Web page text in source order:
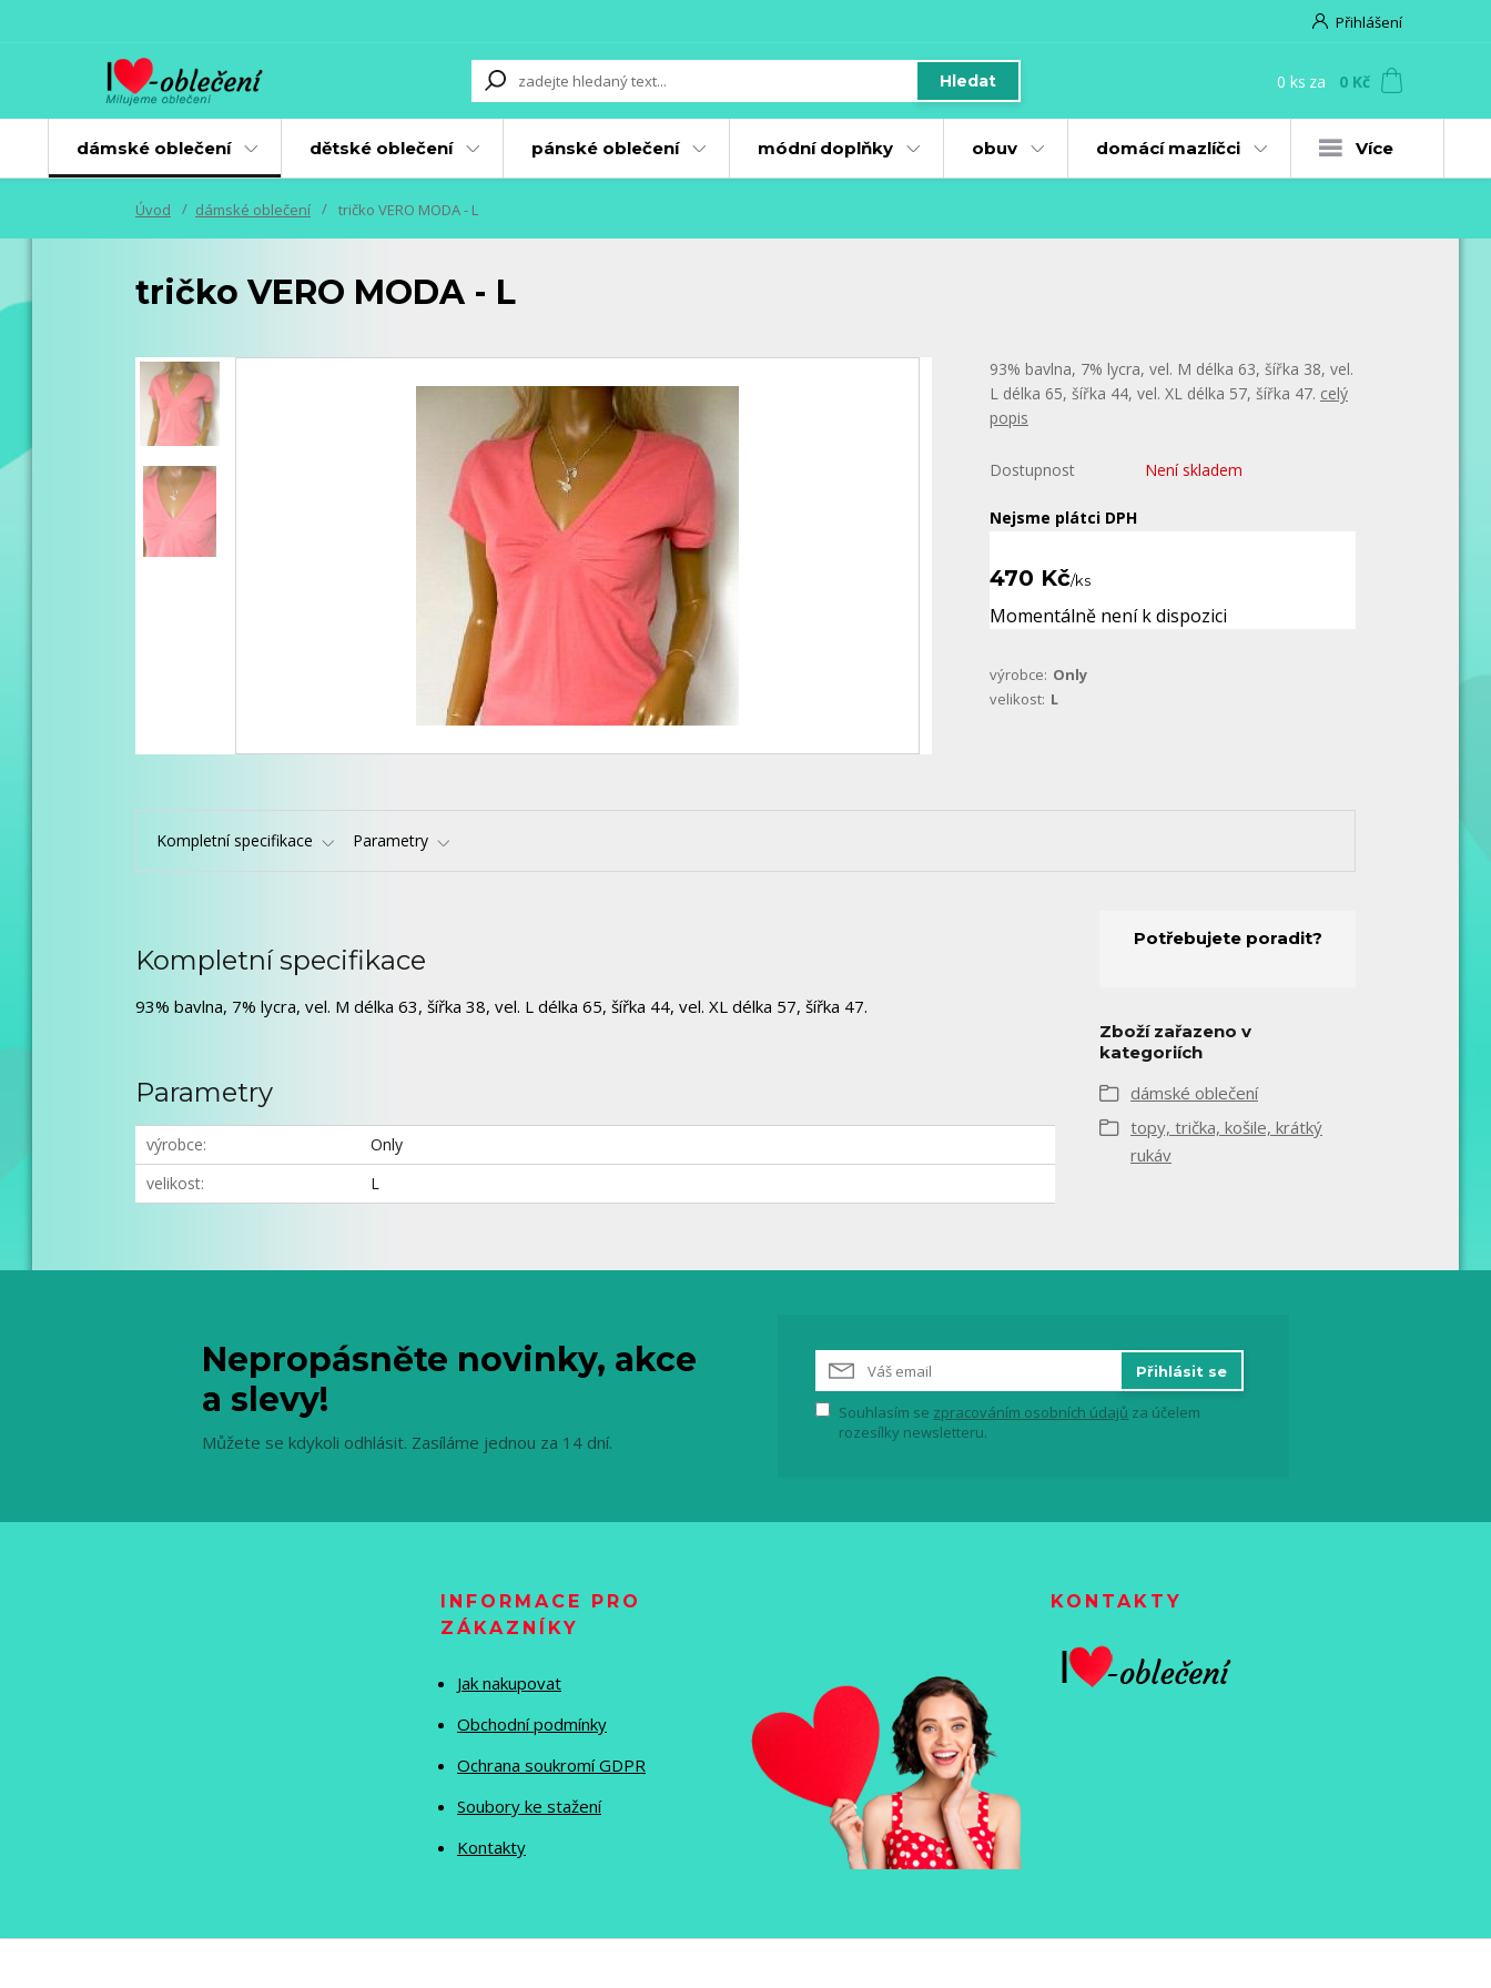
Přihlášení
Hledat 0 ks za 0 Kč
dámské oblečení dětské oblečení pánské oblečení módní doplňky obuv domácí mazlíčci Více
Úvod dámské oblečení tričko VERO MODA - L
tričko VERO MODA - L
93% bavlna, 7% lycra, vel. M délka 63, šířka 38, vel.
L délka 65, šířka 44, vel. XL délka 57, šířka 47. celý
popis
Dostupnost Není skladem
Nejsme plátci DPH
470 Kč/ks
Momentálně není k dispozici
výrobce: Only
velikost: L
Kompletní specifikace Parametry
Kompletní specifikace
93% bavlna, 7% lycra, vel. M délka 63, šířka 38, vel. L délka 65, šířka 44, vel. XL délka 57, šířka 47.
Parametry
výrobce
Only
velikost
L
Potřebujete poradit?
Zboží zařazeno v
kategoriích
dámské oblečení
topy, trička, košile, krátký
rukáv
Nepropásněte novinky, akce
a slevy!
Můžete se kdykoli odhlásit. Zasíláme jednou za 14 dní.
Přihlásit se
Souhlasím se zpracováním osobních údajů za účelem
rozesílky newsletteru.
INFORMACE PRO
ZÁKAZNÍKY
Jak nakupovat
Obchodní podmínky
Ochrana soukromí GDPR
Soubory ke stažení
Kontakty
KONTAKTY